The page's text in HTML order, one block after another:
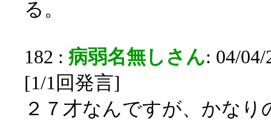
る。
182 : 病弱名無しさん: 04/
[1/1回発言]
２７才なんですが、かなり